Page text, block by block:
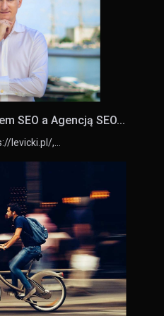
SEO a Agencją SEO...
levicki.pl/,…